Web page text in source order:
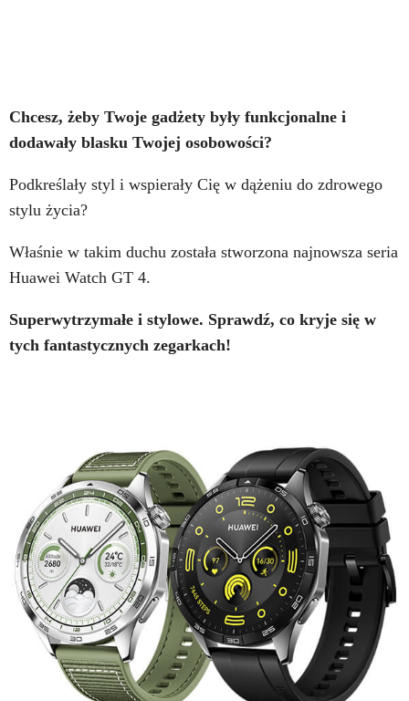
Chcesz, żeby Twoje gadżety były funkcjonalne i
dodawały blasku Twojej osobowości?
Podkreślały styl i wspierały Cię w dążeniu do zdrowego
stylu życia?
Właśnie w takim duchu została stworzona najnowsza seria
Huawei Watch GT 4.
Superwytrzymałe i stylowe. Sprawdź, co kryje się w
tych fantastycznych zegarkach!